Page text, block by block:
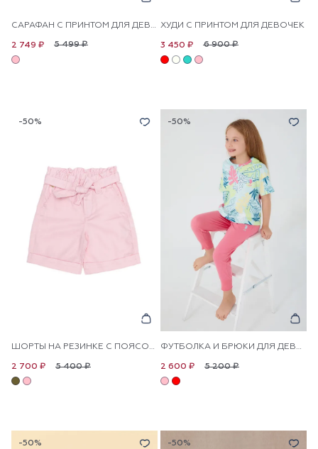
САРАФАН С ПРИНТОМ ДЛЯ ДЕВОЧЕК
5 499 ₽
2 749 ₽
ХУДИ С ПРИНТОМ ДЛЯ ДЕВОЧЕК
6 900 ₽
3 450 ₽
-50%
ШОРТЫ НА РЕЗИНКЕ С ПОЯСОМ ДЛЯ ДЕВОЧЕК
5 400 ₽
2 700 ₽
-50%
ФУТБОЛКА И БРЮКИ ДЛЯ ДЕВОЧЕК
5 200 ₽
2 600 ₽
-50% -50%